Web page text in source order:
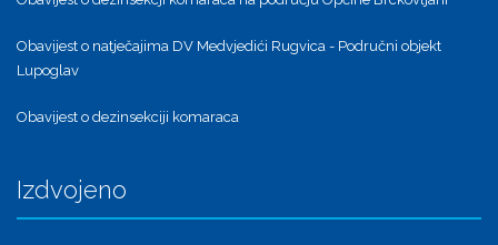
Obavijest o natječajima DV Medvjedići Rugvica - Područni objekt
Lupoglav
Obavijest o dezinsekciji komaraca
Izdvojeno